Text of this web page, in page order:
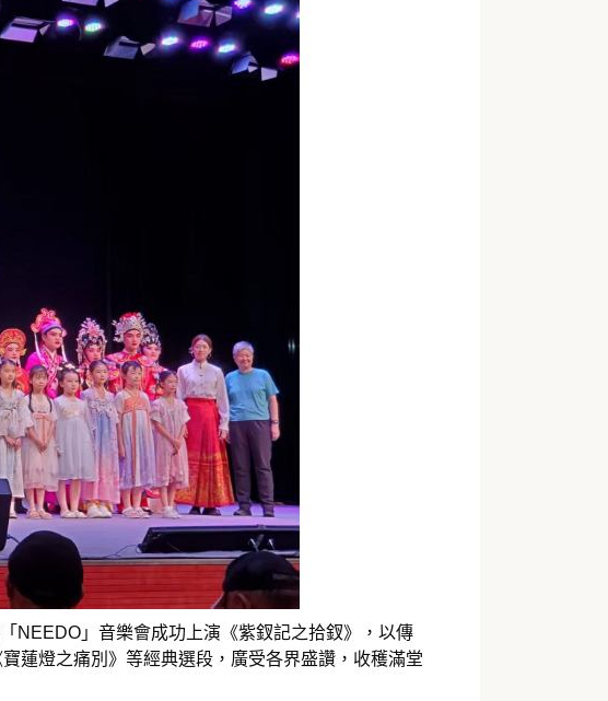
NEEDO」音樂會成功上演《紫釵記之拾釵》，以傳
蓮燈之痛別》等經典選段，廣受各界盛讚，收穫滿堂